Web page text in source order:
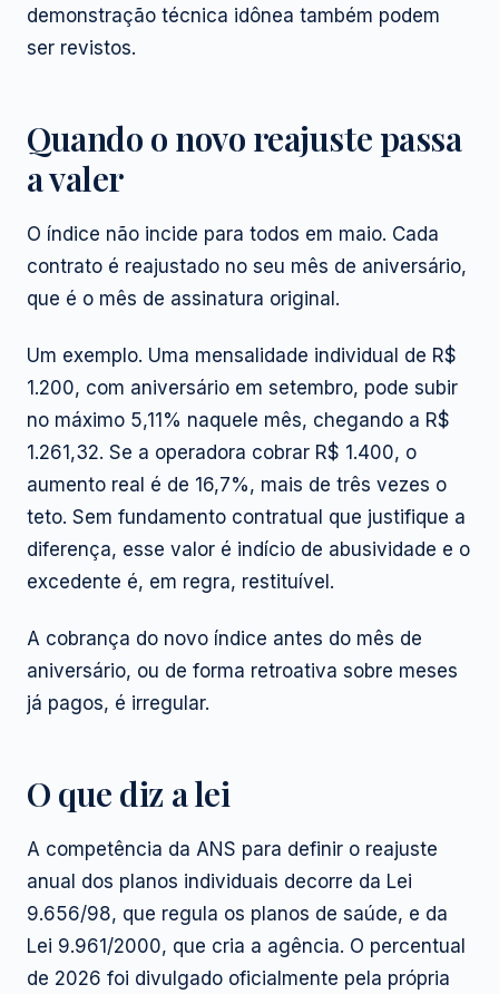
demonstração técnica idônea também podem
ser revistos.
Quando o novo reajuste passa
a valer
O índice não incide para todos em maio. Cada
contrato é reajustado no seu mês de aniversário,
que é o mês de assinatura original.
Um exemplo. Uma mensalidade individual de R$
1.200, com aniversário em setembro, pode subir
no máximo 5,11% naquele mês, chegando a R$
1.261,32. Se a operadora cobrar R$ 1.400, o
aumento real é de 16,7%, mais de três vezes o
teto. Sem fundamento contratual que justifique a
diferença, esse valor é indício de abusividade e o
excedente é, em regra, restituível.
A cobrança do novo índice antes do mês de
aniversário, ou de forma retroativa sobre meses
já pagos, é irregular.
O que diz a lei
A competência da ANS para definir o reajuste
anual dos planos individuais decorre da Lei
9.656/98, que regula os planos de saúde, e da
Lei 9.961/2000, que cria a agência. O percentual
de 2026 foi divulgado oficialmente pela própria